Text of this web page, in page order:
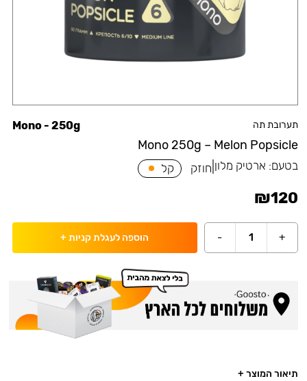
תערובת תה
Mono 250g – Melon Popsicle
Mono - 250g
בטעם: ארטיק מלון חוזק קל
₪120
+
1
- הוספה לעגלת קניות +
תיאור המוצר +